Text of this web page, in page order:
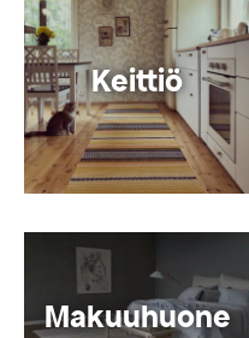
Keittiö
Makuuhuone